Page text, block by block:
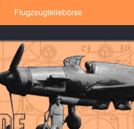
Flugzeugteilebörse